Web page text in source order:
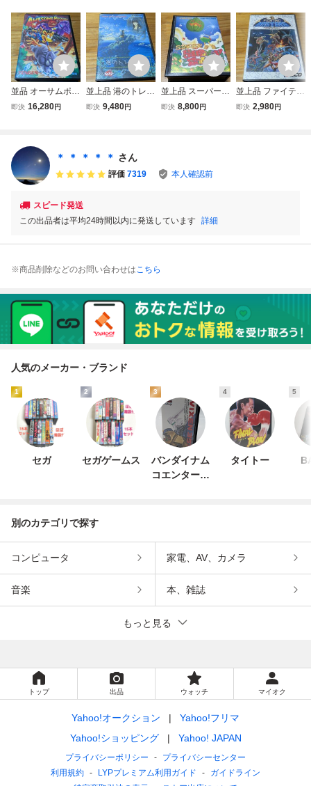
並品 オーサムポッ
サム 箱説あり
即決 16,280円
並上品 港のトレイ
ジア 箱説あり
D
即決 9,480円
並上品 スーパーフ
ァンタジーゾー
即決 8,800円
並上品 ファイティ
ングマスターズ
即決 2,980円
＊ ＊ ＊ ＊ ＊ さん
評価 7319 本人確認前
スピード発送
この出品者は平均24時間以内に発送しています 詳細
※商品削除などのお問い合わせはこちら
人気のメーカー・ブランド
1
セガ
2
セガゲームス
3
バンダイナム
コエンターテ
4
タイトー
5
別のカテゴリで探す
コンピュータ 家電、AV、カメラ
音楽 本、雑誌
もっと見る
トップ 出品 ウォッチ マイオク
Yahoo!オークション
Yahoo!フリマ
Yahoo!ショッピング
Yahoo! JAPAN
プライバシーポリシー
プライバシーセンター
利用規約
LYPプレミアム利用ガイド
ガイドライン